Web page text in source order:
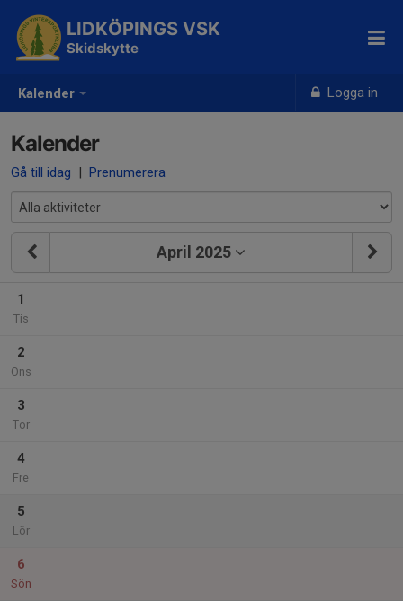
Kalender Logga in
LIDKÖPINGS VSK
Skidskytte
Kalender
Gå till idag | Prenumerera
April 2025
1
Tis
2
Ons
3
Tor
4
Fre
5
Lör
6
Sön